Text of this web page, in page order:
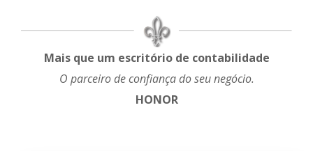
Mais que um escritório de contabilidade
O parceiro de confiança do seu negócio.
HONOR